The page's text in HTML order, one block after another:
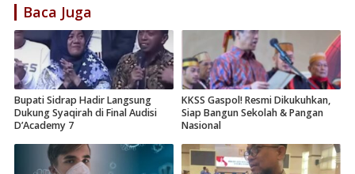
Baca Juga
Bupati Sidrap Hadir Langsung
Dukung Syaqirah di Final Audisi
D’Academy 7
KKSS Gaspol! Resmi Dikukuhkan,
Siap Bangun Sekolah & Pangan
Nasional